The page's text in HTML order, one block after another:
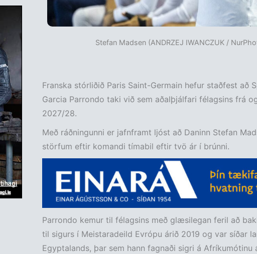
Stefan Madsen (ANDRZEJ IWANCZUK /
Franska stórliðið Paris Saint-Germain hefur staðfest að
Garcia Parrondo taki við sem aðalþjálfari félagsins frá
2027/28.
Með ráðningunni er jafnframt ljóst að Daninn Stefan
störfum eftir komandi tímabil eftir tvö ár í brúnni.
Parrondo kemur til félagsins með glæsilegan feril að
til sigurs í Meistaradeild Evrópu árið 2019 og var síðar
Egyptalands, þar sem hann fagnaði sigri á